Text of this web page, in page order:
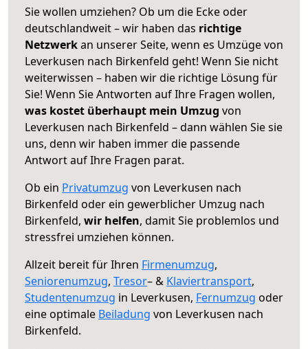
Sie wollen umziehen? Ob um die Ecke oder
deutschlandweit – wir haben das richtige
Netzwerkan unserer Seite, wenn es Umzüge von
Leverkusen nach Birkenfeld geht! Wenn Sie nicht
weiterwissen – haben wir die richtige Lösung für
Sie! Wenn Sie Antworten auf Ihre Fragen wollen,
was kostet überhaupt mein Umzug von
Leverkusen nach Birkenfeld – dann wählen Sie sie
uns, denn wir haben immer die passende
Antwort auf Ihre Fragen parat.
Ob ein Privatumzug von Leverkusen nach
Birkenfeld oder ein gewerblicher Umzug nach
Birkenfeld, wir helfen, damit Sie problemlos und
stressfrei umziehen können.
Allzeit bereit für Ihren Firmenumzug,
Seniorenumzug, Tresor– & Klaviertransport,
Studentenumzug in Leverkusen, Fernumzug oder
eine optimale Beiladung von Leverkusen nach
Birkenfeld.